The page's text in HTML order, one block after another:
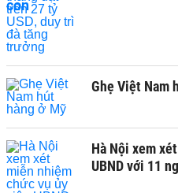
Ghẹ Việt Nam
Hà Nội xem
UBND với 11